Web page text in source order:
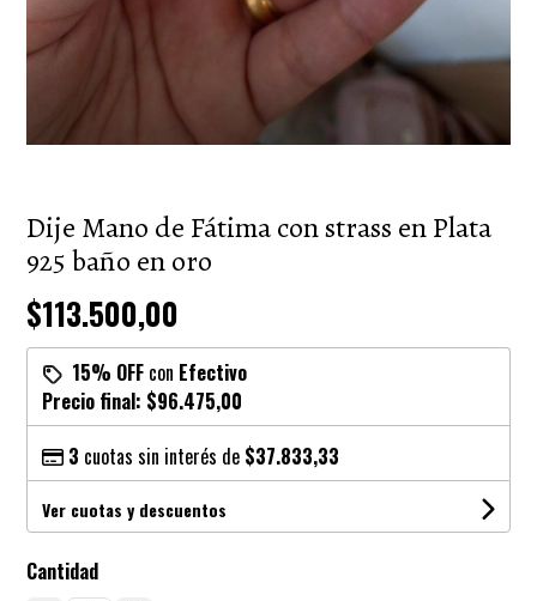
Dije Mano de Fátima con strass en Plata
925 baño en oro
$113.500,00
15% OFF con Efectivo
Precio final: $96.475,00
3 cuotas sin interés de $37.833,33
Ver cuotas y descuentos
Cantidad